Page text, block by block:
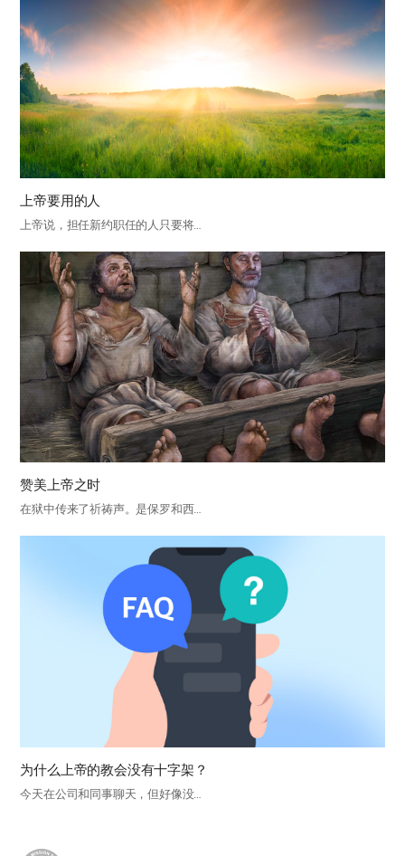
上帝要用的人
上帝说，担任新约职任的人只要将…
赞美上帝之时
在狱中传来了祈祷声。是保罗和西…
为什么上帝的教会没有十字架？
今天在公司和同事聊天，但好像没…